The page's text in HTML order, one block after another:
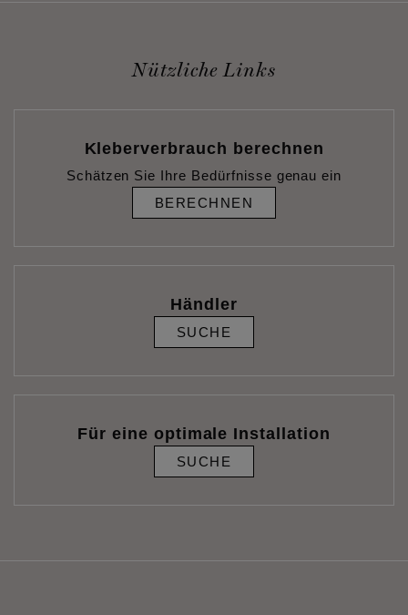
Nützliche Links
Kleberverbrauch berechnen
Schätzen Sie Ihre Bedürfnisse genau ein
BERECHNEN
Händler
SUCHE
Für eine optimale Installation
SUCHE